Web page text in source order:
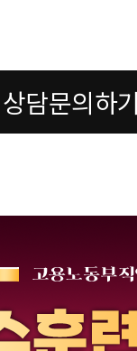
상담문의하